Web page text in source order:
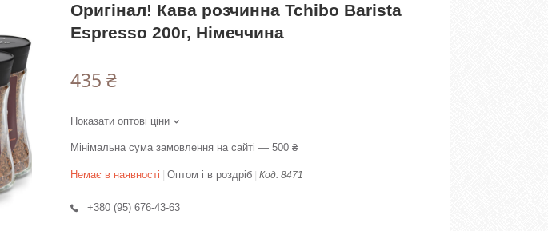
Оригінал! Кава розчинна Tchibo Barista
Espresso 200г, Німеччина
435 ₴
Показати оптові ціни
Мінімальна сума замовлення на сайті — 500 ₴
Немає в наявності Оптом і в роздріб Код: 8471
+380 (95) 676-43-63